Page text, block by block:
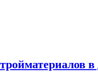
в